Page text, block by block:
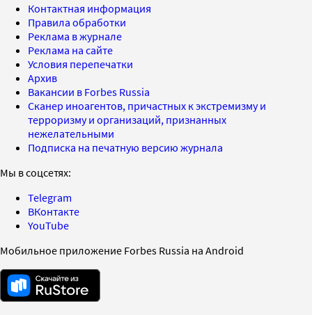
Контактная информация
Правила обработки
Реклама в журнале
Реклама на сайте
Условия перепечатки
Архив
Вакансии в Forbes Russia
Сканер иноагентов, причастных к экстремизму и
терроризму и организаций, признанных
нежелательными
Подписка на печатную версию журнала
Мы в соцсетях:
Telegram
ВКонтакте
YouTube
Мобильное приложение Forbes Russia на Android